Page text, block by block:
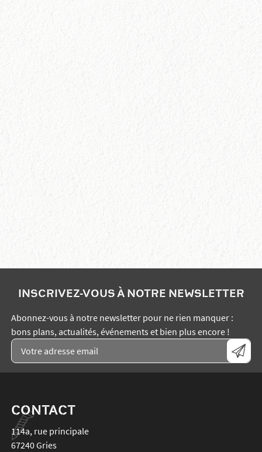
INSCRIVEZ-VOUS À NOTRE NEWSLETTER
Abonnez-vous à notre newsletter pour ne rien manquer :
bons plans, actualités, événements et bien plus encore !
CONTACT
114a, rue principale
67240Gries